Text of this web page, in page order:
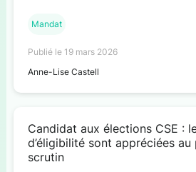
Mandat
Publié le 19 mars 2026
Anne-Lise Castell
Candidat aux élections CSE :
d’éligibilité sont appréciées
scrutin